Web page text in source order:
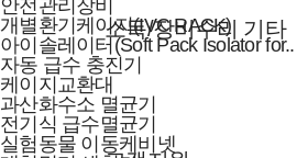
소독/장비수리 기타
안전관리장비
개별환기케이지(IVC RACK)
아이솔레이터(Soft Pack Isolator for..
자동 급수 충진기
케이지교환대
과산화수소 멸균기
전기식 급수멸균기
실험동물 이동케비넷